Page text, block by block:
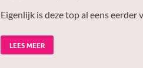
Eigenlijk is deze top al eens
LEES MEER